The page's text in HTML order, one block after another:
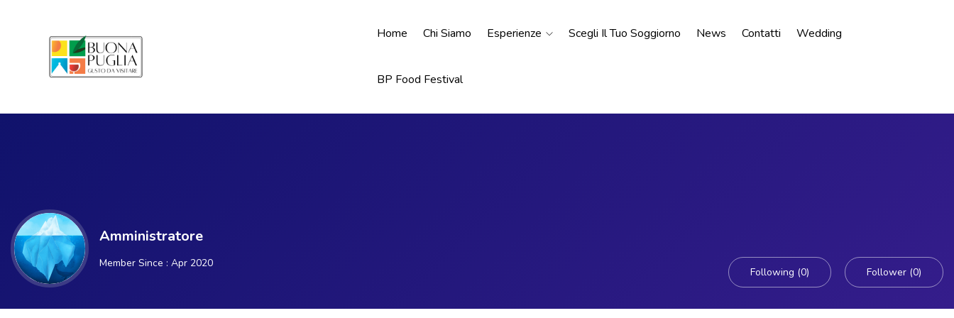
Home Chi Siamo Esperienze Scegli Il Tuo Soggiorno News Contatti Wedding
BP Food Festival
Amministratore
Member Since : Apr 2020
Following (0) Follower (0)